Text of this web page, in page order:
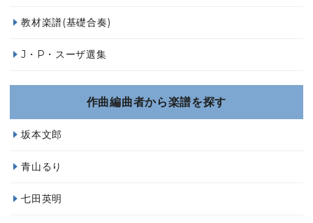
教材楽譜(基礎合奏)
J・P・スーザ選集
作曲編曲者から楽譜を探す
坂本文郎
青山るり
七田英明